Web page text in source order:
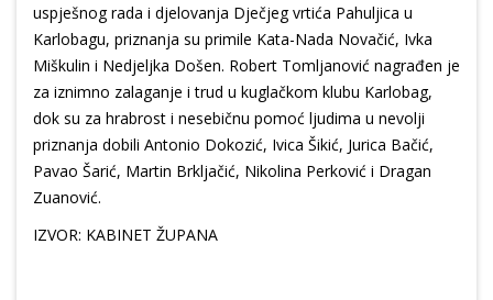
uspješnog rada i djelovanja Dječjeg vrtića Pahuljica u
Karlobagu, priznanja su primile Kata-Nada Novačić, Ivka
Miškulin i Nedjeljka Došen. Robert Tomljanović nagrađen je
za iznimno zalaganje i trud u kuglačkom klubu Karlobag,
dok su za hrabrost i nesebičnu pomoć ljudima u nevolji
priznanja dobili Antonio Dokozić, Ivica Šikić, Jurica Bačić,
Pavao Šarić, Martin Brkljačić, Nikolina Perković i Dragan
Zuanović.
IZVOR: KABINET ŽUPANA